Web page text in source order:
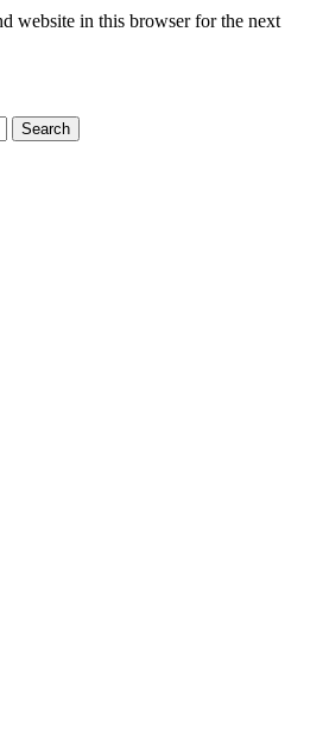
website in this browser for the next